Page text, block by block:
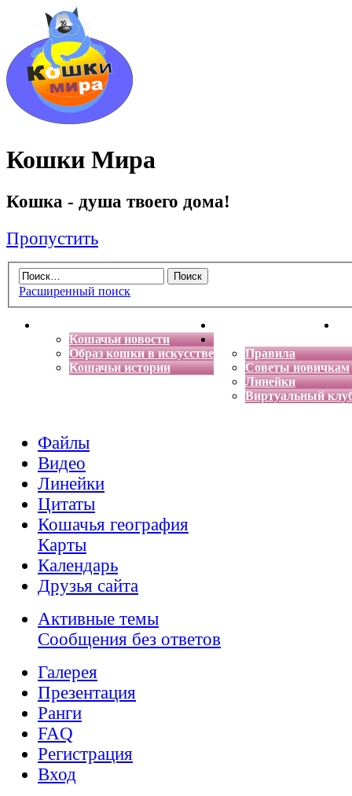
Кошки Мира
Кошка - душа твоего дома!
Пропустить
Расширенный поиск
Кошачьи новости
Образ кошки в искусстве
Кошачьи истории
Энциклопедия кошек
Правила
Советы новичкам
Линейки
Виртуальный
Файлы
Видео
Линейки
Цитаты
Кошачья география
Карты
Календарь
Друзья сайта
Активные темы
Сообщения без ответов
Галерея
Презентация
Ранги
FAQ
Регистрация
Вход